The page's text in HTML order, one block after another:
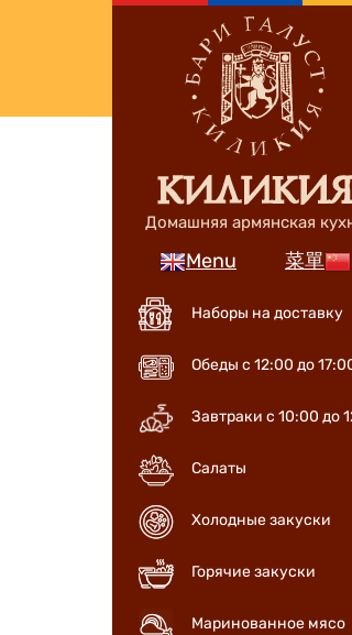
Домашняя армянская
Menu 菜單
Наборы на доставку
Обеды с 12:00 до
Завтраки с 10:00 до
Салаты
Холодные закуски
Горячие закуски
Маринованное мясо